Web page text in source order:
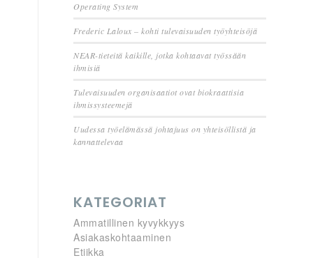
Operating System
Frederic Laloux – kohti tulevaisuuden työyhteisöjä
NEAR-tieteitä kaikille, jotka kohtaavat työssään
ihmisiä
Tulevaisuuden organisaatiot ovat biokraattisia
ihmissysteemejä
Uudessa työelämässä johtajuus on yhteisöllistä ja
kannattelevaa
KATEGORIAT
Ammatillinen kyvykkyys
Asiakaskohtaaminen
Etiikka